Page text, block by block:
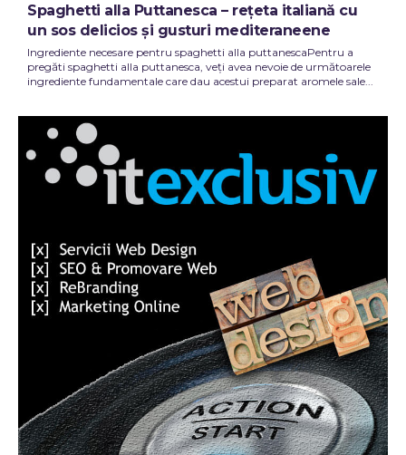
Spaghetti alla Puttanesca – rețeta italiană cu
un sos delicios și gusturi mediteraneene
Ingrediente necesare pentru spaghetti alla puttanescaPentru a
pregăti spaghetti alla puttanesca, veți avea nevoie de următoarele
ingrediente fundamentale care dau acestui preparat aromele sale...